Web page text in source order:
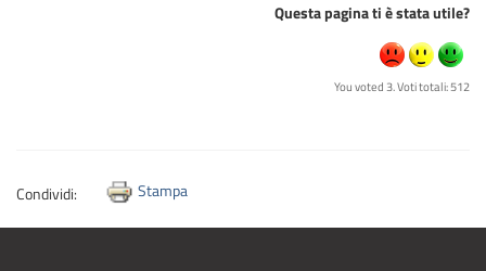
Questa pagina ti è stata utile?
You voted 3. Voti totali: 512
Condividi: Stampa